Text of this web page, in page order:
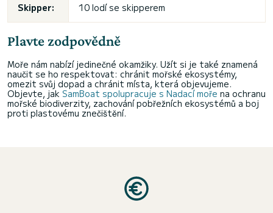
Skipper: 10 lodí se skipperem
Plavte zodpovědně
Moře nám nabízí jedinečné okamžiky. Užít si je také znamená
naučit se ho respektovat: chránit mořské ekosystémy,
omezit svůj dopad a chránit místa, která objevujeme.
Objevte, jak SamBoat spolupracuje s Nadací moře na ochranu
mořské biodiverzity, zachování pobřežních ekosystémů a boj
proti plastovému znečištění.